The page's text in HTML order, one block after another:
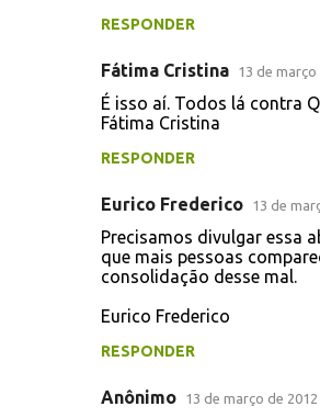
RESPONDER
Fátima Cristina 13 de março
É isso aí. Todos lá contra
Fátima Cristina
RESPONDER
Eurico Frederico 13 de
Precisamos divulgar essa
que mais pessoas
consolidação desse mal.
Eurico Frederico
RESPONDER
Anônimo 13 de março de 2012